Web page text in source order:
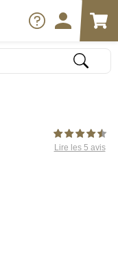
Lire les 5 avis